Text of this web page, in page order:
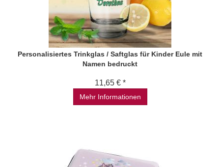
Personalisiertes Trinkglas / Saftglas für Kinder Eule mit
Namen bedruckt
11,65 € *
Mehr Informationen